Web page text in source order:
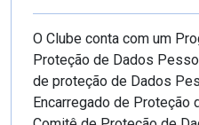
O Clube conta com um
Proteção de Dados
de proteção de Dados
Encarregado de